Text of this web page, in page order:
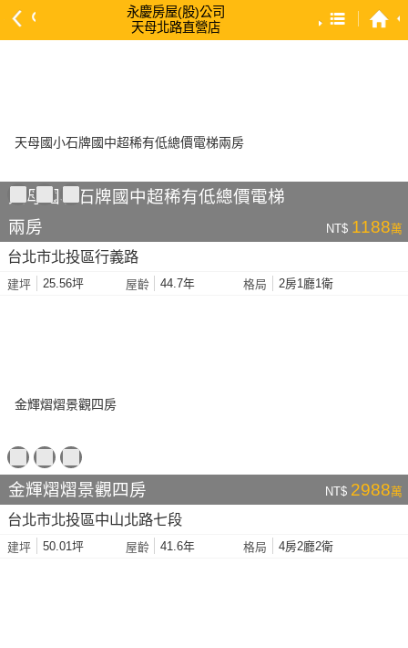
永慶房屋(股)公司
天母北路直營店
依降幅 高 → 低
依土地坪數 大 → 小
天母國小石牌國中超稀有低總價電梯
兩房
NT$ 1188萬
台北市北投區行義路
建坪 25.56坪 屋齡 44.7年 格局 2房1廳1衛
金輝熠熠景觀四房 NT$ 2988萬
台北市北投區中山北路七段
建坪 50.01坪 屋齡 41.6年 格局 4房2廳2衛